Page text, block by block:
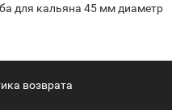
для кальяна 45 мм диаметр
возврата